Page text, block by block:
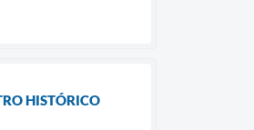
HISTÓRICO